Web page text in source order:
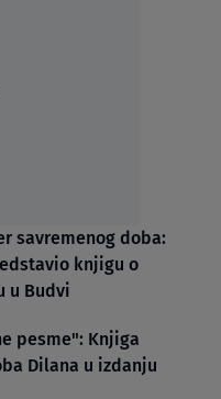
savremenog doba:
knjigu o
u Budvi
pesme": Knjiga
Dilana u izdanju